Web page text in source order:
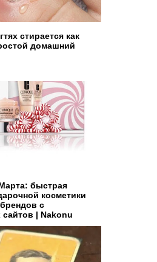
стирается как
домашний
быстрая
косметики
с
сайтов | Nakonu